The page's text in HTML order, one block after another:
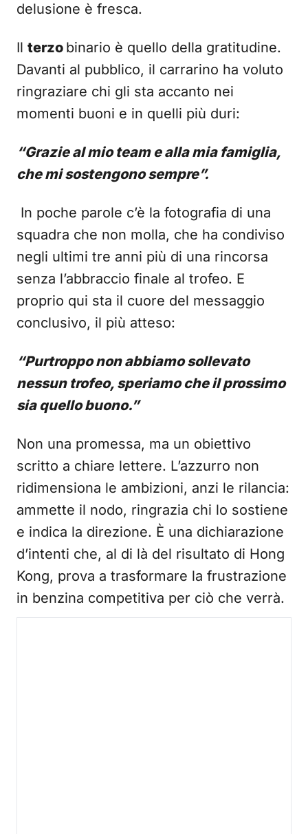
delusione è fresca.
Il terzo binario è quello della gratitudine.
Davanti al pubblico, il carrarino ha voluto
ringraziare chi gli sta accanto nei
momenti buoni e in quelli più duri:
“Grazie al mio team e alla mia famiglia,
che mi sostengono sempre”.
In poche parole c’è la fotografia di una
squadra che non molla, che ha condiviso
negli ultimi tre anni più di una rincorsa
senza l’abbraccio finale al trofeo. E
proprio qui sta il cuore del messaggio
conclusivo, il più atteso:
“Purtroppo non abbiamo sollevato
nessun trofeo, speriamo che il prossimo
sia quello buono.”
Non una promessa, ma un obiettivo
scritto a chiare lettere. L’azzurro non
ridimensiona le ambizioni, anzi le rilancia:
ammette il nodo, ringrazia chi lo sostiene
e indica la direzione. È una dichiarazione
d’intenti che, al di là del risultato di Hong
Kong, prova a trasformare la frustrazione
in benzina competitiva per ciò che verrà.